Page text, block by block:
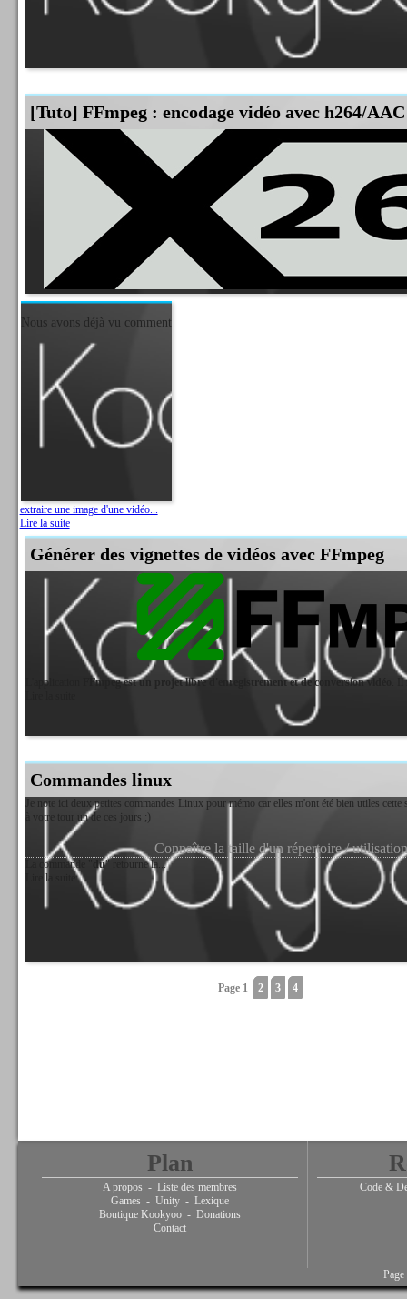
[Tuto] FFmpeg : encodage vidéo avec h264/AAC
Nous avons déjà vu comment
extraire une image d'une vidéo...
Lire la suite
Générer des vignettes de vidéos avec FFmpeg
L'application FFmpeg est un projet libre d'enregistrement et de conversion vidéo
.
Commandes linux
Je note ici deux petites commandes Linux pour mémo car elles m'ont été bien utiles
à votre tour un de ces jours ;)
Connaître la taille d'un répertoire /
La commande " du" retourne la...
Lire la suite
Page 1 2 3 4
Plan
A propos - Liste des membres
Games - Unity - Lexique
Boutique Kookyoo - Donations
Contact
Code &